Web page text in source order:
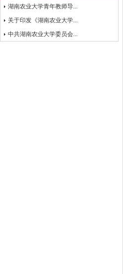
湖南农业大学青年教师导...
关于印发《湖南农业大学...
中共湖南农业大学委员会...